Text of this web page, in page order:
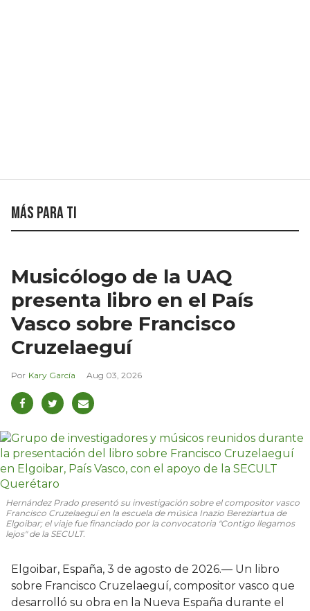
Más para ti
Musicólogo de la UAQ
presenta libro en el País
Vasco sobre Francisco
Cruzelaeguí
Kary García Aug 03, 2026
Hernández Prado presentó su investigación sobre el compositor vasco
Francisco Cruzelaeguí en la escuela de música Inazio Bereziartua de
Elgoibar; el viaje fue financiado por la convocatoria "Contigo llegamos
lejos" de la SECULT.
Elgoibar, España, 3 de agosto de 2026.— Un libro
sobre Francisco Cruzelaeguí, compositor vasco que
desarrolló su obra en la Nueva España durante el